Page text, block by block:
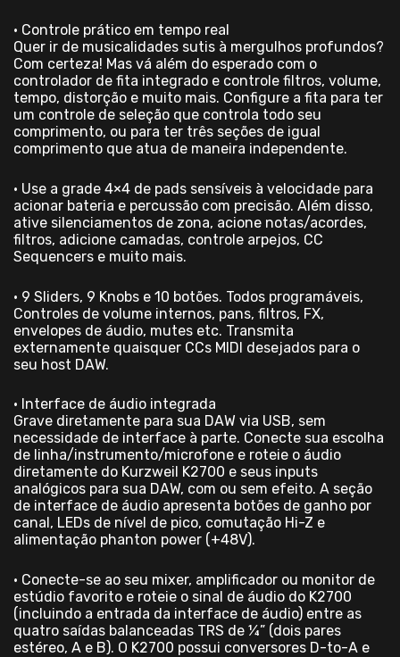
• Controle prático em tempo real
Quer ir de musicalidades sutis à mergulhos profundos?
Com certeza! Mas vá além do esperado com o
controlador de fita integrado e controle filtros, volume,
tempo, distorção e muito mais. Configure a fita para ter
um controle de seleção que controla todo seu
comprimento, ou para ter três seções de igual
comprimento que atua de maneira independente.
• Use a grade 4×4 de pads sensíveis à velocidade para
acionar bateria e percussão com precisão. Além disso,
ative silenciamentos de zona, acione notas/acordes,
filtros, adicione camadas, controle arpejos, CC
Sequencers e muito mais.
• 9 Sliders, 9 Knobs e 10 botões. Todos programáveis,
Controles de volume internos, pans, filtros, FX,
envelopes de áudio, mutes etc. Transmita
externamente quaisquer CCs MIDI desejados para o
seu host DAW.
• Interface de áudio integrada
Grave diretamente para sua DAW via USB, sem
necessidade de interface à parte. Conecte sua escolha
de linha/instrumento/microfone e roteie o áudio
diretamente do Kurzweil K2700 e seus inputs
analógicos para sua DAW, com ou sem efeito. A seção
de interface de áudio apresenta botões de ganho por
canal, LEDs de nível de pico, comutação Hi-Z e
alimentação phanton power (+48V).
• Conecte-se ao seu mixer, amplificador ou monitor de
estúdio favorito e roteie o sinal de áudio do K2700
(incluindo a entrada da interface de áudio) entre as
quatro saídas balanceadas TRS de ¼” (dois pares
estéreo, A e B). O K2700 possui conversores D-to-A e